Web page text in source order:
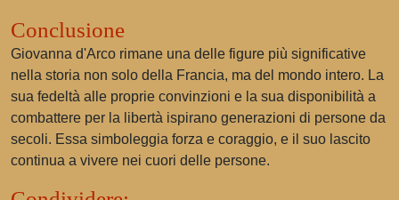
Conclusione
Giovanna d'Arco rimane una delle figure più significative
nella storia non solo della Francia, ma del mondo intero. La
sua fedeltà alle proprie convinzioni e la sua disponibilità a
combattere per la libertà ispirano generazioni di persone da
secoli. Essa simboleggia forza e coraggio, e il suo lascito
continua a vivere nei cuori delle persone.